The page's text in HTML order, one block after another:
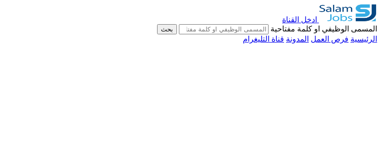
ادخل القناة
المسمى الوظيفي او كلمة مفتاحية
بحث
الرئيسية فرص العمل المدونة قناة التليغرام